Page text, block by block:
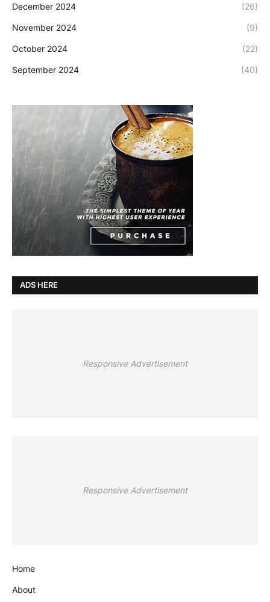
December 2024 (26)
November 2024 (9)
October 2024 (22)
September 2024 (40)
ADS HERE
Responsive Advertisement
Responsive Advertisement
Home
About